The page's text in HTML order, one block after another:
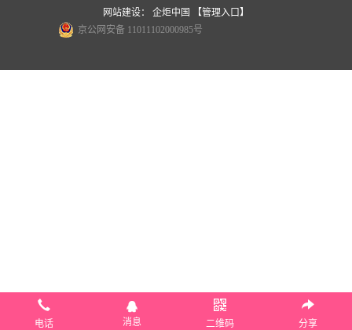
网站建设： 企炬中国
【管理入口】
京公网安备 11011102000985号
电话 消息 二维码 分享